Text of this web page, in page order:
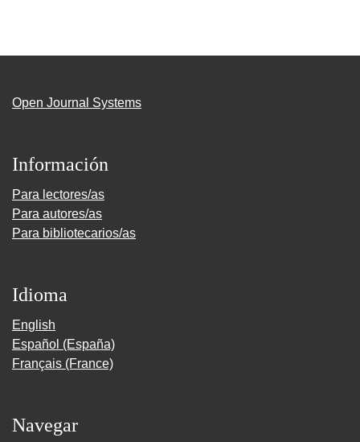
Open Journal Systems
Información
Para lectores/as
Para autores/as
Para bibliotecarios/as
Idioma
English
Español (España)
Français (France)
Navegar